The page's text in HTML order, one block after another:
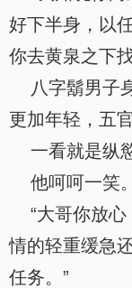
好下半身，以
你去黄泉之下
八字鬍男子
更加年轻，五
一看就是纵
他呵呵一笑。
“大哥你放心
情的轻重缓急
任务。”